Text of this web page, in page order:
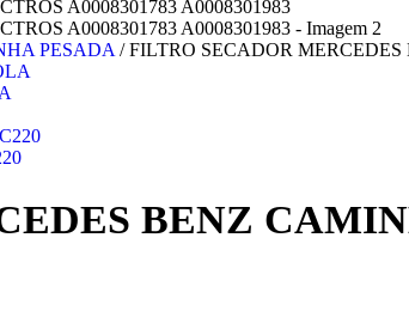
PESADA / FILTRO SECADOR
BENZ